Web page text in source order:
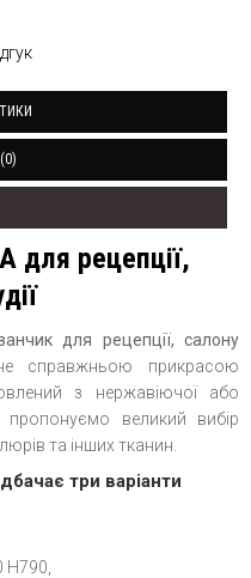
для рецепції,
для рецепції, салону
справжньою прикрасою
з нержавіючої або
великий вибір
та інших тканин.
три варіанти
H790,